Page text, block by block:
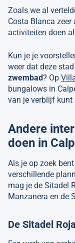
Zoals we al
Costa Blanca
activiteiten doen
Kun je je
weer dat deze
zwembad? Op
bungalows in
van je verblijf kunt
Andere
doen in
Als je op zoek
verschillende
mag je de Sitadel
Manzanera en de
De Sitadel Roja